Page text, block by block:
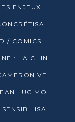
CONGO TERMINAL SENSIBILISE SUR LES ENJEUX DE LA SANTÉ MENTALE EN
LE SOMMET AFRICA FORWARD : LA CONCRÉTISATION DE PARTENARIATS ÉQUILIBRÉS ET TOURNÉS VERS L’AVENIR ENTRE LE CONTINENT AFRICAIN ET LA FRANCE
NEA ÉDITIONS SACRÉE MEILLEURE BD / COMICS D’AFRIQUE AU KENYA
(MULTIMÉDIA) ZÉRO DROIT DE DOUANE : LA CHINE ET L’AFRIQUE VERS UNE PROXIMITÉ SANS PRÉCÉDENT (PAPIER GÉNÉRAL)
LANGUES NATIONALES ET IA : IGOR CAMERON VEUT ARRIMER LA STRATÉGIE IA À LA LOI SUR LA RECHERCHE
CERTIFICAT DE PRISE DE SERVICE : JEAN LUC MOUTHOU DÉMENT UNE « FAKE NEWS »
CHOLÉRA : LE CONGO INTENSIFIE LA SENSIBILISATION AU MARCHÉ DE TALANGAÏ